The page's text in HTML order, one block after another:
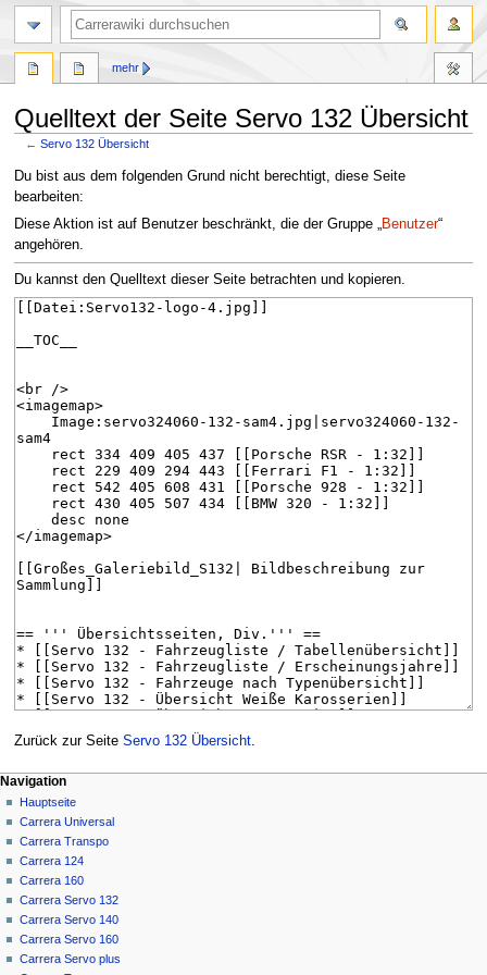
Quelltext der Seite Servo 132 Übersicht
←Servo 132 Übersicht
Zur
Navigation
springen
Zur
Suche
springen
Du bist aus dem folgenden Grund nicht berechtigt, diese Seite
bearbeiten:
Diese Aktion ist auf Benutzer beschränkt, die der Gruppe „Benutzer“
angehören.
Du kannst den Quelltext dieser Seite betrachten und kopieren.
Zurück zur Seite Servo 132 Übersicht.
Navigationsmenü
Seitenaktionen
Seite
Diskussion
Lesen
Quelltext
anzeigen
Versionsgeschichte
mehr
Meine Werkzeuge
Anmelden
Navigation
Hauptseite
Carrera Universal
Carrera Transpo
Carrera 124
Carrera 160
Carrera Servo 132
Carrera Servo 140
Carrera Servo 160
Carrera Servo plus
Suche